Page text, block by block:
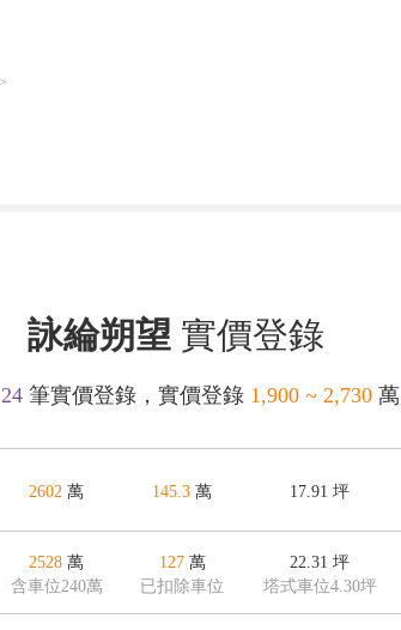
詠綸朔望 實價登錄
24 筆實價登錄，實價登錄 1,900 ~ 2,730 萬
2602 萬 145.3 萬 17.91 坪
2528 萬
含車位240萬
127萬
已扣除車位
22.31 坪
塔式車位4.30坪